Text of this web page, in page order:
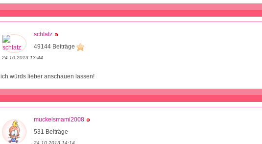
schlatz
49144 Beiträge
24.10.2013 13:44
ich würds lieber anschauen lassen!
muckelsmami2008
531 Beiträge
24.10.2013 14:14